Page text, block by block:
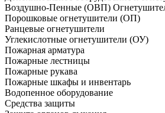
Воздушно-Пенные (ОВП)
Порошковые огнетушители (ОП)
Ранцевые огнетушители
Углекислотные огнетушители (ОУ)
Пожарная арматура
Пожарные лестницы
Пожарные рукава
Пожарные шкафы и инвентарь
Водопенное оборудование
Средства защиты